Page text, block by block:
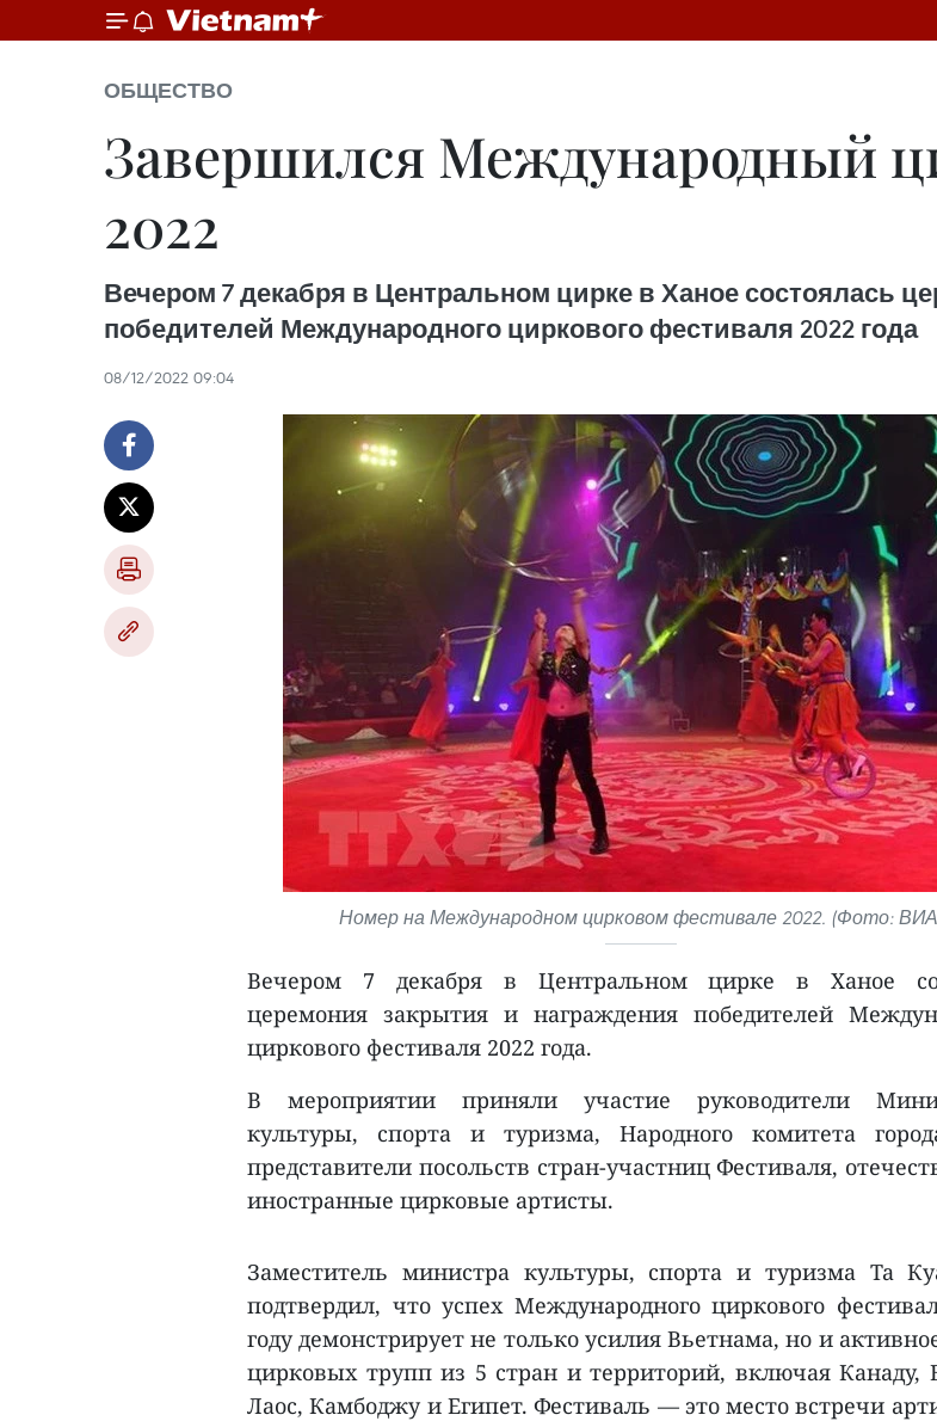
ОБЩЕСТВО
Завершился Международный
2022
Вечером 7 декабря в Центральном цирке в Ханое состоялась
победителей Международного циркового фестиваля 2022 года
08/12/2022 09:04
Номер на Международном цирковом фестивале 2022. (Фото:
Вечером 7 декабря в Центральном цирке в Ханое
церемония закрытия и награждения победителей
циркового фестиваля 2022 года.
В мероприятии приняли участие руководители
культуры, спорта и туризма, Народного комитета
представители посольств стран-участниц Фестиваля,
иностранные цирковые артисты.
Заместитель министра культуры, спорта и туризма Та
подтвердил, что успех Международного циркового
году демонстрирует не только усилия Вьетнама, но и
цирковых трупп из 5 стран и территорий, включая Канаду,
Лаос, Камбоджу и Египет. Фестиваль — это место встречи